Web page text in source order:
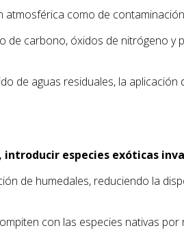
como de
carbono, óxidos de nitrógeno y
de aguas residuales, la
especies exóticas
de humedales, reduciendo la
con las especies nativas por